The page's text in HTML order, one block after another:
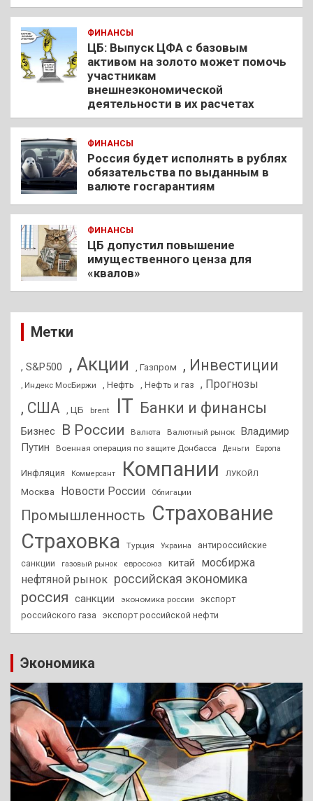
ФИНАНСЫ
ЦБ: Выпуск ЦФА с базовым
активом на золото может помочь
участникам
внешнеэкономической
деятельности в их расчетах
ФИНАНСЫ
Россия будет исполнять в рублях
обязательства по выданным в
валюте госгарантиям
ФИНАНСЫ
ЦБ допустил повышение
имущественного ценза для
«квалов»
Метки
, S&P500 , Акции , Газпром , Инвестиции
, Индекс МосБиржи , Нефть , Нефть и газ , Прогнозы
, США , ЦБ brent IT Банки и финансы
Бизнес В России Валюта Валютный рынок
Владимир
Путин
Военная операция по защите Донбасса Деньги Европа
Инфляция Коммерсант Компании ЛУКОЙЛ
Москва Новости России Облигации
Промышленность Страхование
Страховка
Турция Украина
антироссийские
санкции
газовый рынок евросоюз китай
мосбиржа
нефтяной рынок российская экономика
россия санкции экономика россии
экспорт
российского газа
экспорт российской нефти
Экономика